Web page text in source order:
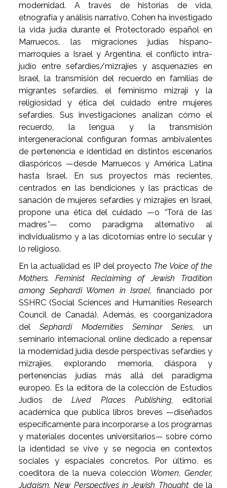
modernidad. A través de historias de vida,
etnografía y análisis narrativo, Cohen ha investigado
la vida judía durante el Protectorado español en
Marruecos, las migraciones judías hispano-
marroquíes a Israel y Argentina, el conflicto intra-
judío entre sefardíes/mizrajíes y asquenazíes en
Israel, la transmisión del recuerdo en familias de
migrantes sefardíes, el feminismo mizrají y la
religiosidad y ética del cuidado entre mujeres
sefardíes. Sus investigaciones analizan cómo el
recuerdo, la lengua y la transmisión
intergeneracional configuran formas ambivalentes
de pertenencia e identidad en distintos escenarios
diaspóricos —desde Marruecos y América Latina
hasta Israel. En sus proyectos más recientes,
centrados en las bendiciones y las prácticas de
sanación de mujeres sefardíes y mizrajíes en Israel,
propone una ética del cuidado —o “Torá de las
madres”— como paradigma alternativo al
individualismo y a las dicotomías entre lo secular y
lo religioso.
En la actualidad es IP del proyecto The Voice of the
Mothers. Feminist Reclaiming of Jewish Tradition
among Sephardi Women in Israel, financiado por
SSHRC (Social Sciences and Humanities Research
Council de Canadá). Además, es coorganizadora
delSephardi Modernities Seminar Series, un
seminario internacional online dedicado a repensar
la modernidad judía desde perspectivas sefardíes y
mizrajíes, explorando memoria, diáspora y
pertenencias judías más allá del paradigma
europeo. Es la editora de la colección de Estudios
Judíos deLived Places Publishing, editorial
académica que publica libros breves —diseñados
específicamente para incorporarse a los programas
y materiales docentes universitarios— sobre cómo
la identidad se vive y se negocia en contextos
sociales y espaciales concretos. Por último, es
coeditora de la nueva colección Women, Gender,
Judaism. New Perspectives in Jewish Thought, de la